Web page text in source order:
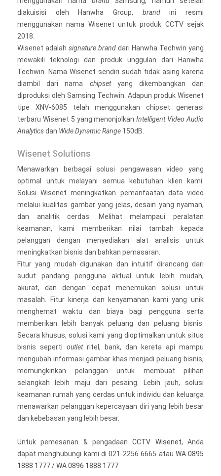
diakuisisi oleh Hanwha Group, brandini resmi
menggunakan nama Wisenet untuk produk CCTV sejak
2018.
Wisenet adalah signature brand dari Hanwha Techwin yang
mewakili teknologi dan produk unggulan dari Hanwha
Techwin. Nama Wisenet sendiri sudah tidak asing karena
diambil dari nama chipsetyang dikembangkan dan
diproduksi oleh Samsing Techwin. Adapun produk Wisenet
tipe XNV-6085 telah menggunakan chipset generasi
terbaru Wisenet 5 yang menonjolkanIntelligent Video Audio
Analyticsdan Wide Dynamic Range 150dB.
Wisenet Solutions
Menawarkan berbagai solusi pengawasan video yang
optimal untuk melayani semua kebutuhan klien kami.
Solusi Wisenet meningkatkan pemanfaatan data video
melalui kualitas gambar yang jelas, desain yang nyaman,
dan analitik cerdas. Melihat melampaui peralatan
keamanan, kami memberikan nilai tambah kepada
pelanggan dengan menyediakan alat analisis untuk
meningkatkan bisnis dan bahkan pemasaran.
Fitur yang mudah digunakan dan intuitif dirancang dari
sudut pandang pengguna aktual untuk lebih mudah,
akurat, dan dengan cepat menemukan solusi untuk
masalah. Fitur kinerja dan kenyamanan kami yang unik
menghemat waktu dan biaya bagi pengguna serta
memberikan lebih banyak peluang dan peluang bisnis.
Secara khusus, solusi kami yang dioptimalkan untuk situs
bisnis seperti outletritel, bank, dan kereta api mampu
mengubah informasi gambar khas menjadi peluang bisnis,
memungkinkan pelanggan untuk membuat pilihan
selangkah lebih maju dari pesaing. Lebih jauh, solusi
keamanan rumah yang cerdas untuk individu dan keluarga
menawarkan pelanggan kepercayaan diri yang lebih besar
dan kebebasan yang lebih besar.
Untuk pemesanan & pengadaanCCTV Wisenet, Anda
dapat menghubungi kami di 021-2256 6665 atau WA 0895
1888 1777/WA 0896 1888 1777